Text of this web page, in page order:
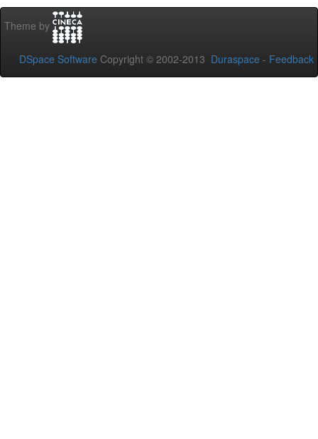
Theme by
DSpace Software Copyright © 2002-2013 Duraspace - Feedback